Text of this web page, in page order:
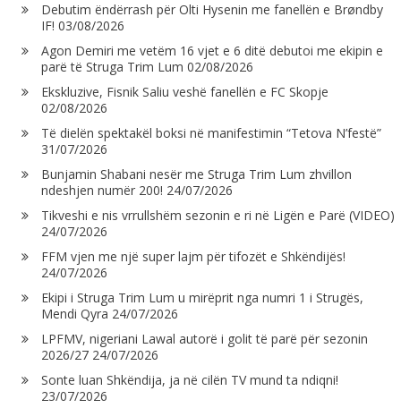
Debutim ëndërrash për Olti Hysenin me fanellën e Brøndby
IF! 03/08/2026
Agon Demiri me vetëm 16 vjet e 6 ditë debutoi me ekipin e
parë të Struga Trim Lum 02/08/2026
Ekskluzive, Fisnik Saliu veshë fanellën e FC Skopje
02/08/2026
Të dielën spektakël boksi në manifestimin “Tetova N’festë”
31/07/2026
Bunjamin Shabani nesër me Struga Trim Lum zhvillon
ndeshjen numër 200! 24/07/2026
Tikveshi e nis vrrullshëm sezonin e ri në Ligën e Parë (VIDEO)
24/07/2026
FFM vjen me një super lajm për tifozët e Shkëndijës!
24/07/2026
Ekipi i Struga Trim Lum u mirëprit nga numri 1 i Strugës,
Mendi Qyra 24/07/2026
LPFMV, nigeriani Lawal autorë i golit të parë për sezonin
2026/27 24/07/2026
Sonte luan Shkëndija, ja në cilën TV mund ta ndiqni!
23/07/2026